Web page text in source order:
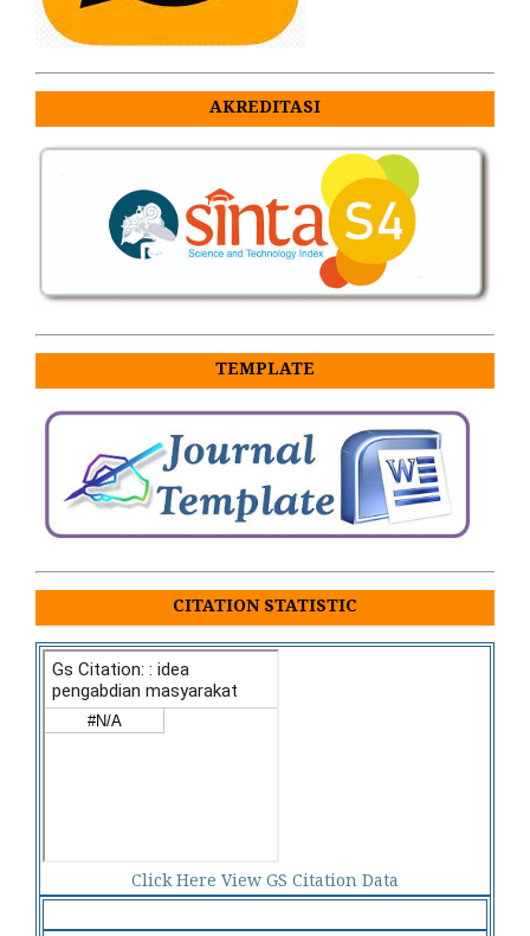
AKREDITASI
TEMPLATE
CITATION STATISTIC
Click Here View GS Citation Data